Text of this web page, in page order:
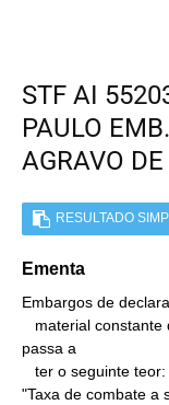
STF AI
PAULO
AGRAVO
RESULTADO
Ementa
Embargos de
passa a
"Taxa de combate a